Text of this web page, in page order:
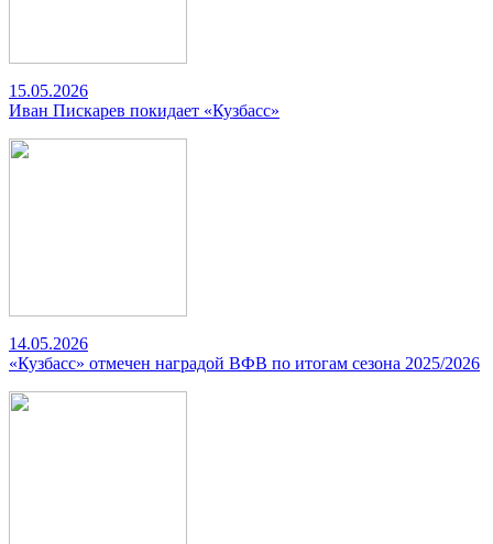
15.05.2026
Иван Пискарев покидает «Кузбасс»
14.05.2026
«Кузбасс» отмечен наградой ВФВ по итогам сезона 2025/2026